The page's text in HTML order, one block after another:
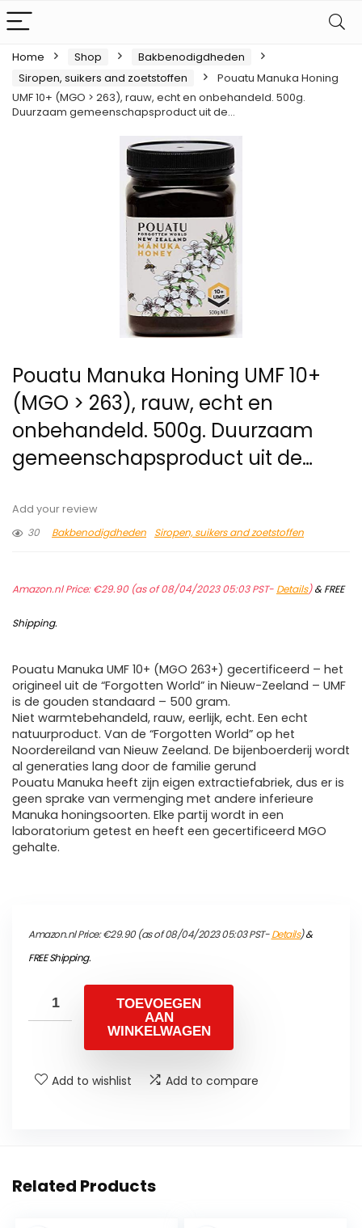
Home Shop
Bakbenodigdheden
Siropen, suikers and zoetstoffen
Pouatu Manuka Honing
UMF 10+ (MGO > 263), rauw, echt en onbehandeld. 500g.
Duurzaam gemeenschapsproduct uit de…
Pouatu Manuka Honing UMF 10+
(MGO > 263), rauw, echt en
onbehandeld. 500g. Duurzaam
gemeenschapsproduct uit de…
Add your review
30
Bakbenodigdheden Siropen, suikers and zoetstoffen
Amazon.nl Price:€29.90(as of 08/04/2023 05:03 PST- Details)&FREE
Shipping.
Pouatu Manuka UMF 10+ (MGO 263+) gecertificeerd – het
origineel uit de “Forgotten World” in Nieuw-Zeeland – UMF
is de gouden standaard – 500 gram.
Niet warmtebehandeld, rauw, eerlijk, echt. Een echt
natuurproduct. Van de “Forgotten World” op het
Noordereiland van Nieuw Zeeland. De bijenboerderij wordt
al generaties lang door de familie gerund
Pouatu Manuka heeft zijn eigen extractiefabriek, dus er is
geen sprake van vermenging met andere inferieure
Manuka honingsoorten. Elke partij wordt in een
laboratorium getest en heeft een gecertificeerd MGO
gehalte.
Amazon.nl Price:€29.90(as of 08/04/2023 05:03 PST-Details)&
FREE Shipping.
TOEVOEGEN
AAN
WINKELWAGEN
Add to wishlist Add to compare
Related Products